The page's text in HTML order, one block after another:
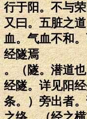
行于阳。不与
又曰。五脏之
血。气血不和
经隧焉
。（隧。潜道
经隧。详见阳
条。）旁出者